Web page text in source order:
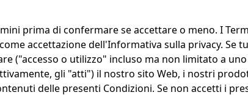
prima di confermare se accettare o meno. I
accettazione dell'Informativa sulla privacy. Se
("accesso o utilizzo" incluso ma non limitato a
gli "atti") il nostro sito Web, i nostri
delle presenti Condizioni. Se non accetti i